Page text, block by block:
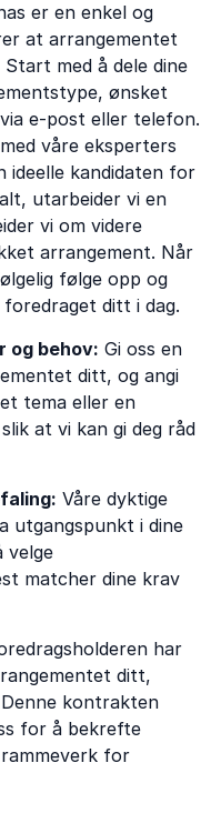
er en enkel og
at arrangementet
med å dele dine
ønsket
e-post eller telefon.
våre eksperters
ideelle kandidaten for
utarbeider vi en
vi om videre
arrangement. Når
følge opp og
ditt i dag.
og behov: Gi oss en
ditt, og angi
tema eller en
at vi kan gi deg råd
Våre dyktige
utgangspunkt i dine
velge
matcher dine krav
har
ditt,
kontrakten
for å bekrefte
for